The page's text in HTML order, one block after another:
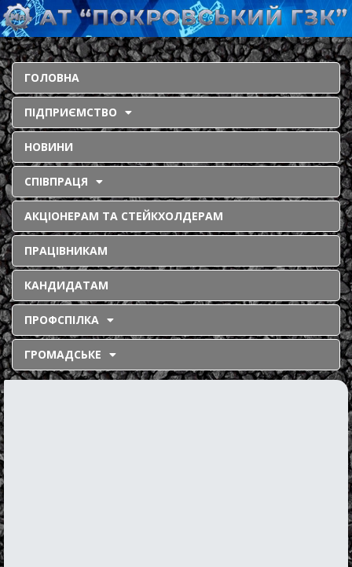
ГОЛОВНА
ПІДПРИЄМСТВО
НОВИНИ
СПІВПРАЦЯ
АКЦІОНЕРАМ ТА СТЕЙКХОЛДЕРАМ
ПРАЦІВНИКАМ
КАНДИДАТАМ
ПРОФСПІЛКА
ГРОМАДСЬКЕ